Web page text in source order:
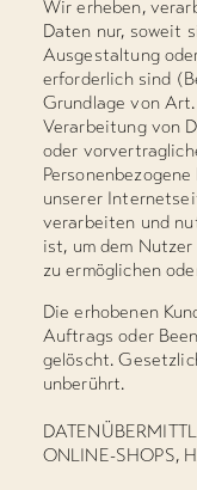
Wir erheben,
Daten nur, soweit
Ausgestaltung
erforderlich sind
Grundlage von
Verarbeitung von
oder
unserer
verarbeiten und
ist, um dem
zu ermöglichen
Die erhobenen
Auftrags oder
gelöscht.
unberührt.
ONLINE-SHOPS,